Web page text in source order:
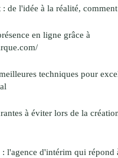
de l'idée à la réalité,
en ligne grâce à
techniques pour
à éviter lors de la
l'agence d'intérim qui répond